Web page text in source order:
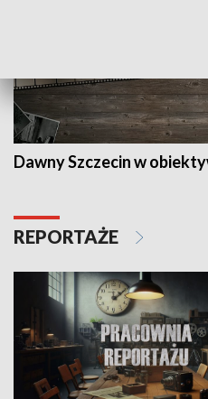
Dawny Szczecin w
REPORTAŻE